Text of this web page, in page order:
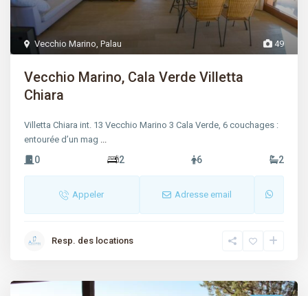
49
Vecchio Marino,Palau
Vecchio Marino, Cala Verde Villetta
Chiara
Villetta Chiara int. 13 Vecchio Marino 3 Cala Verde, 6 couchages :
entourée d’un mag ...
0 2 6 2
Appeler Adresse email
Resp. des locations